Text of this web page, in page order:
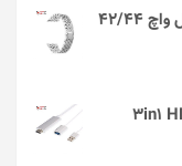
بند طرح Diamond کد i1012 مناسب برای اپل واچ 42/44